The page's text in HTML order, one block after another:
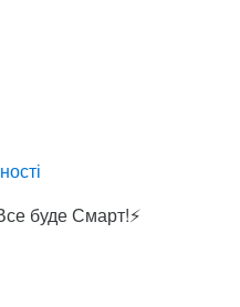
буде Смарт!⚡️